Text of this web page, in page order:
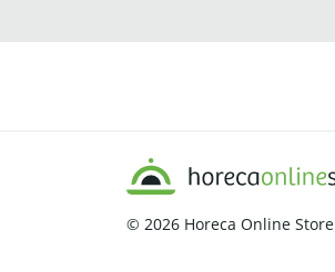
© 2026 Horeca Online Store